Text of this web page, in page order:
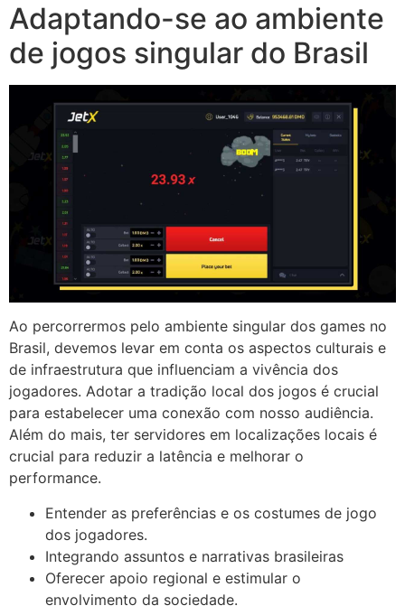
Adaptando-se ao ambiente
de jogos singular do Brasil
Ao percorrermos pelo ambiente singular dos games no
Brasil, devemos levar em conta os aspectos culturais e
de infraestrutura que influenciam a vivência dos
jogadores. Adotar a tradição local dos jogos é crucial
para estabelecer uma conexão com nosso audiência.
Além do mais, ter servidores em localizações locais é
crucial para reduzir a latência e melhorar o
performance.
Entender as preferências e os costumes de jogo
dos jogadores.
Integrando assuntos e narrativas brasileiras
Oferecer apoio regional e estimular o
envolvimento da sociedade.